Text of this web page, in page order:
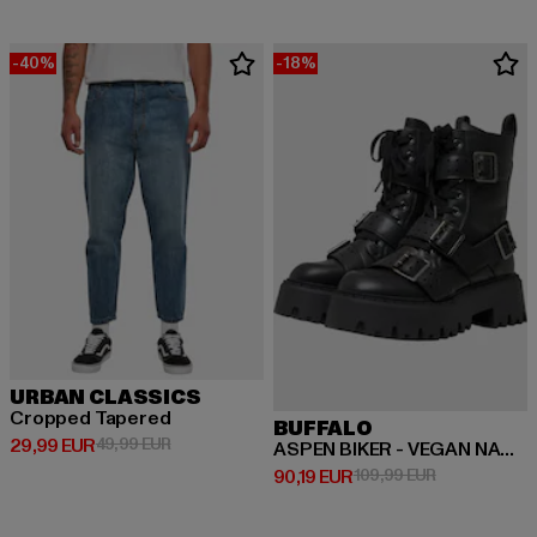
-40%
URBAN CLASSICS
Cropped Tapered
29,99 EUR
Derzeitiger Preis: 29,99 EUR
49,99 EURAktionspreis: 49,99 EUR
-18%
BUFFALO
ASPEN BIKER - VEGAN NAPPA
90,19 EUR
Derzeitiger Preis: 90,19 EUR
109,99 EURAktionspreis: